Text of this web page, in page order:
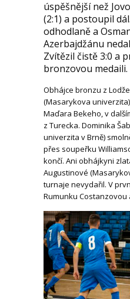
úspěšnější než
(2:1) a postoupil
odhodlaně a
Azerbajdžánu
Zvítězil čistě 3:0 a
bronzovou medaili.
Obhájce bronzu z
(Masarykova
Maďara Bekeho, v
z Turecka. Dominika
univerzita v Brně)
přes soupeřku
končí. Ani obhájkyni
Augustinové
turnaje nevydařil. V
Rumunku Costanzovou